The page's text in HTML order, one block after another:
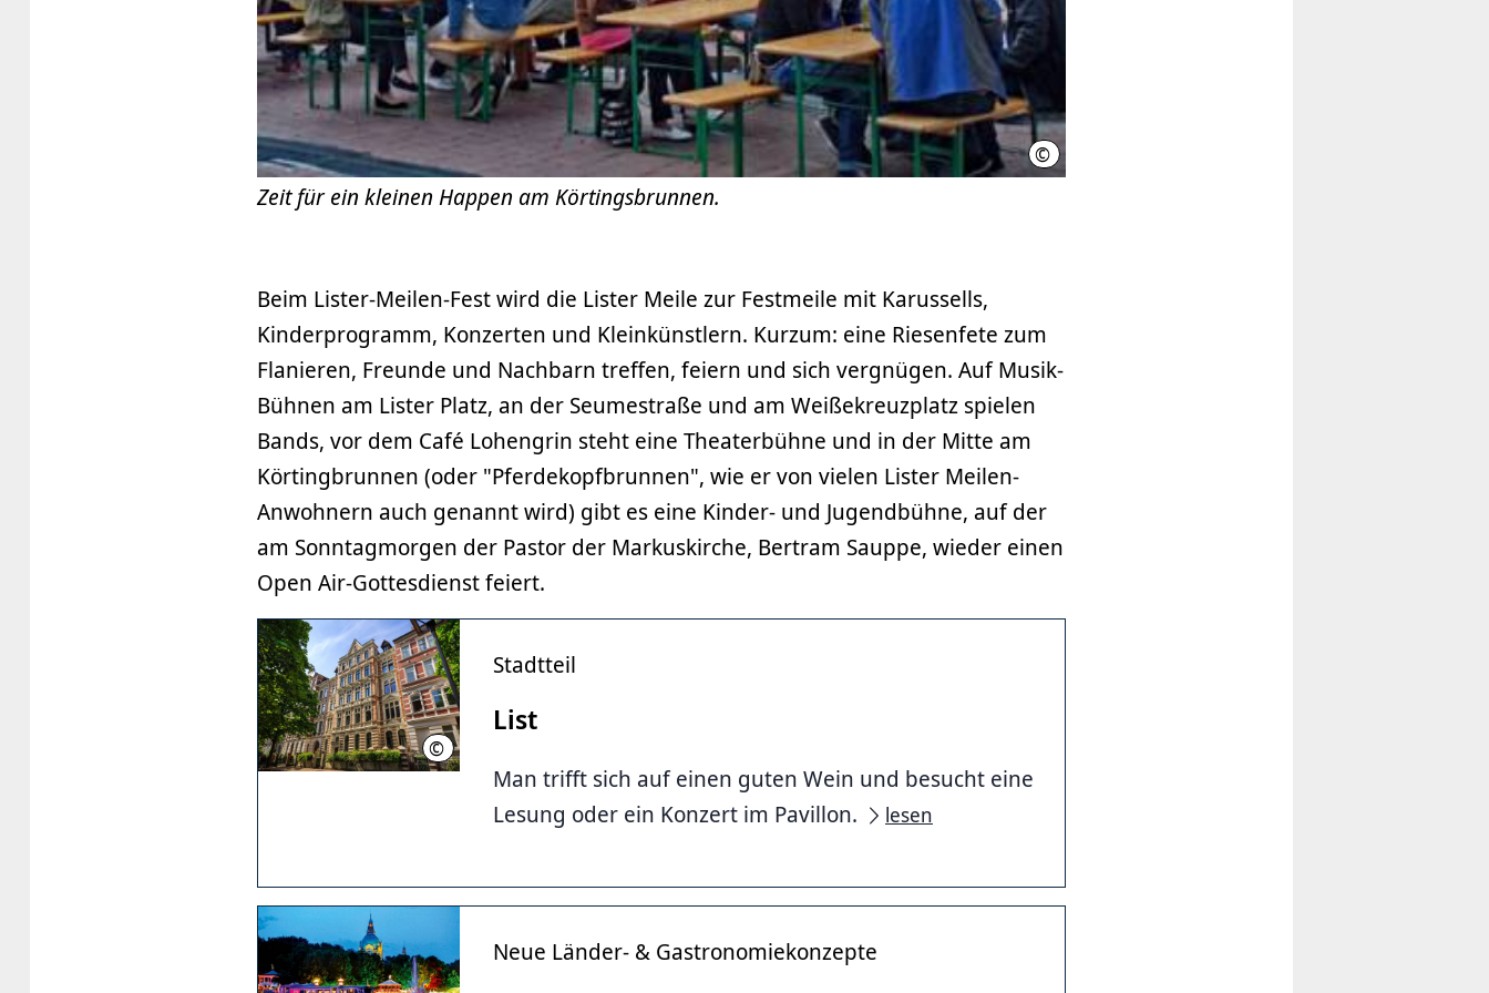
© hannover.de
Zeit für ein kleinen Happen am Körtingsbrunnen.
Beim Lister-Meilen-Fest wird die Lister Meile zur Festmeile mit Karussells,
Kinderprogramm, Konzerten und Kleinkünstlern. Kurzum: eine Riesenfete zum
Flanieren, Freunde und Nachbarn treffen, feiern und sich vergnügen. Auf Musik-
Bühnen am Lister Platz, an der Seumestraße und am Weißekreuzplatz spielen
Bands, vor dem Café Lohengrin steht eine Theaterbühne und in der Mitte am
Körtingbrunnen (oder "Pferdekopfbrunnen", wie er von vielen Lister Meilen-
Anwohnern auch genannt wird) gibt es eine Kinder- und Jugendbühne, auf der
am Sonntagmorgen der Pastor der Markuskirche, Bertram Sauppe, wieder einen
Open Air-Gottesdienst feiert.
© HMTG
Stadtteil
List
Man trifft sich auf einen guten Wein und besucht eine
Lesung oder ein Konzert im Pavillon.
lesen
Neue Länder- & Gastronomiekonzepte